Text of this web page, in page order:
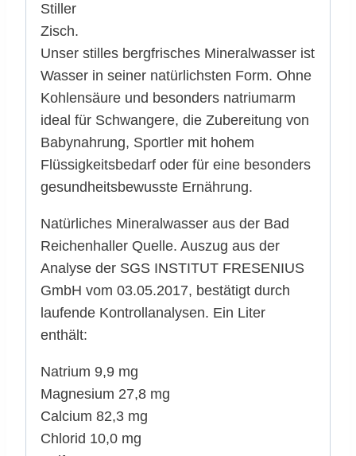
Stiller
Zisch.
Unser stilles bergfrisches Mineralwasser ist
Wasser in seiner natürlichsten Form. Ohne
Kohlensäure und besonders natriumarm
ideal für Schwangere, die Zubereitung von
Babynahrung, Sportler mit hohem
Flüssigkeitsbedarf oder für eine besonders
gesundheitsbewusste Ernährung.
Natürliches Mineralwasser aus der Bad
Reichenhaller Quelle. Auszug aus der
Analyse der SGS INSTITUT FRESENIUS
GmbH vom 03.05.2017, bestätigt durch
laufende Kontrollanalysen. Ein Liter
enthält:
Natrium 9,9 mg
Magnesium 27,8 mg
Calcium 82,3 mg
Chlorid 10,0 mg